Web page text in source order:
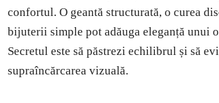
confortul. O geantă structurată, o curea
bijuterii simple pot adăuga eleganță unui
Secretul este să păstrezi echilibrul și să
supraîncărcarea vizuală.